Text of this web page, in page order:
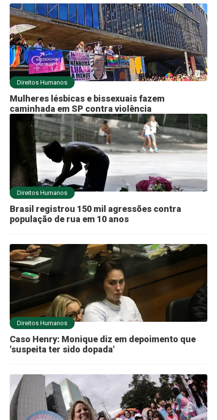
Direitos Humanos
Mulheres lésbicas e bissexuais fazem
caminhada em SP contra violência
Direitos Humanos
Brasil registrou 150 mil agressões contra
população de rua em 10 anos
Direitos Humanos
Caso Henry: Monique diz em depoimento que
'suspeita ter sido dopada'